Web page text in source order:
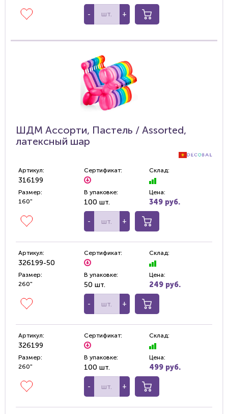
- +
ШДМ Ассорти, Пастель / Assorted,
латексный шар
Артикул:
316199
Сертификат: Склад:
Размер:
160"
В упаковке:
100 шт.
Цена:
349 руб.
- +
Артикул:
326199-50
Сертификат: Склад:
Размер:
260"
В упаковке:
50 шт.
Цена:
249 руб.
- +
Артикул:
326199
Сертификат: Склад:
Размер:
260"
В упаковке:
100 шт.
Цена:
499 руб.
- +